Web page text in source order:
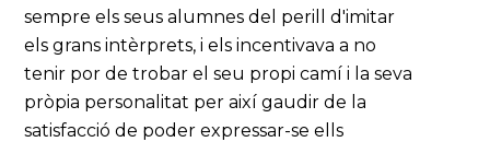
sempre els seus alumnes del perill d'imitar
els grans intèrprets, i els incentivava a no
tenir por de trobar el seu propi camí i la seva
pròpia personalitat per així gaudir de la
satisfacció de poder expressar-se ells